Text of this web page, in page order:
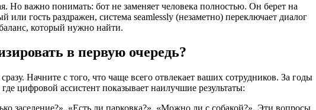
Но важно понимать: бот не заменяет человека полностью. Он берет на
или гость раздражен, система seamlessly (незаметно) переключает диалог
который нужно найти.
в первую очередь?
Начните с того, что чаще всего отвлекает ваших сотрудников. За годы
цифровой ассистент показывает наилучшие результаты: